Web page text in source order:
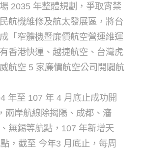
2035 年整體規劃，爭取宵禁
航機維修及航太發展區，將台
「窄體機暨廉價航空營運維運
香港快運、越捷航空、台灣虎
航空 5 家廉價航空公司開闢航
年至 107 年 4 月底止成功開
兩岸航線除揭陽、成都、瀋
無錫等航點，107 年新增天
，截至 今年3 月底止，每周